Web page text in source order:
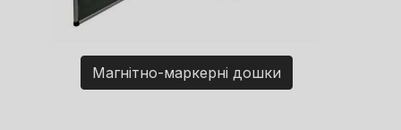
Магнітно-маркерні дошки